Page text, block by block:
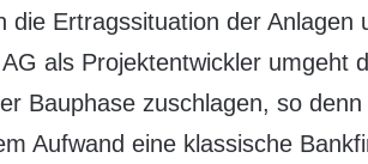
die Ertragssituation der
als Projektentwickler umgeht
Bauphase zuschlagen, so
Aufwand eine klassische